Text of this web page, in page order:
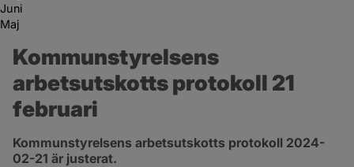
Juni
Maj
Kommunstyrelsens
arbetsutskotts protokoll 21
februari
Kommunstyrelsens arbetsutskotts protokoll 2024-
02-21 är justerat.